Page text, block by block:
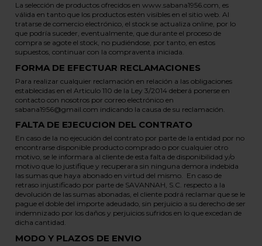
La selección de productos ofrecidos en www.sabana1956.com, es
válida en tanto que los productos estén visibles en el sitio web. Al
tratarse de comercio electrónico, el stock se actualiza online, por lo
que podría suceder, eventualmente, que durante el proceso de
compra se agote el stock, no pudiéndose, por tanto, en estos
supuestos, continuar con la compraventa iniciada.
FORMA DE EFECTUAR RECLAMACIONES
Para realizar cualquier reclamación en relación a las obligaciones
establecidas en el Articulo 110 de la Ley 3/2014 deberá ponerse en
contacto con nosotros por correo electrónico en
sabana1956@gmail.com indicando la causa de su reclamación.
FALTA DE EJECUCION DEL CONTRATO
En caso de la no ejecución del contrato por parte de la entidad por no
encontrarse disponible producto comprado o por cualquier otro
motivo, se le informara al cliente de esta falta de disponibilidad y/o
motivo que lo justifique y recuperara sin ninguna demora indebida
las sumas que haya abonado en virtud del mismo. En caso de
retraso injustificado por parte de SAVANNAH, S.C. respecto a la
devolución de las sumas abonadas, el cliente podrá reclamar que se le
pague el doble del importe adeudado, sin perjuicio a su derecho de ser
indemnizado por los daños y perjuicios sufridos en lo que excedan de
dicha cantidad.
MODO Y PLAZOS DE ENVIO